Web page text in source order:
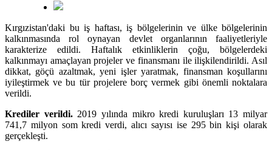
Kırgızistan'daki bu iş haftası, iş bölgelerinin ve ülke bölgelerinin
kalkınmasında rol oynayan devlet organlarının faaliyetleriyle
karakterize edildi. Haftalık etkinliklerin çoğu, bölgelerdeki
kalkınmayı amaçlayan projeler ve finansmanı ile ilişkilendirildi. Asıl
dikkat, göçü azaltmak, yeni işler yaratmak, finansman koşullarını
iyileştirmek ve bu tür projelere borç vermek gibi önemli noktalara
verildi.
Krediler verildi.2019 yılında mikro kredi kuruluşları 13 milyar
741,7 milyon som kredi verdi, alıcı sayısı ise 295 bin kişi olarak
gerçekleşti.